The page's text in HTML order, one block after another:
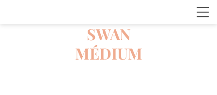
SWAN
MÉDIUM